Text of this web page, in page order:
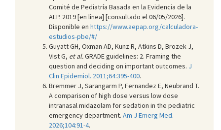
Comité de Pediatría Basada en la Evidencia de la
AEP. 2019 [en línea] [consultado el 06/05/2026].
Disponible en https://www.aepap.org/calculadora-
estudios-pbe/#/
Guyatt GH, Oxman AD, Kunz R, Atkins D, Brozek J,
Vist G, et al.GRADE guidelines: 2. Framing the
question and deciding on important outcomes. J
Clin Epidemiol. 2011;64:395-400.
Bremmer J, Sarangarm P, Fernandez E, Neubrand T.
A comparison of high dose versus low dose
intranasal midazolam for sedation in the pediatric
emergency department. Am J Emerg Med.
2026;104:91-4.